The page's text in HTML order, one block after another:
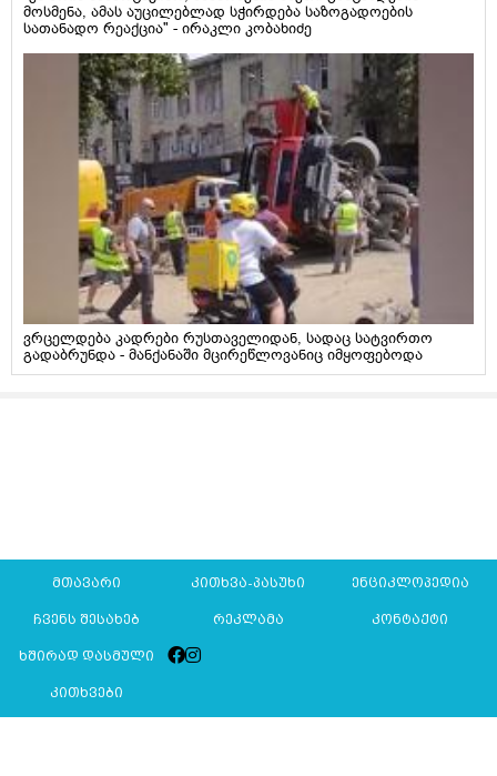
მოსმენა, ამას აუცილებლად სჭირდება საზოგადოების
სათანადო რეაქცია" - ირაკლი კობახიძე
ვრცელდება კადრები რუსთაველიდან, სადაც სატვირთო
გადაბრუნდა - მანქანაში მცირეწლოვანიც იმყოფებოდა
მთავარი კითხვა-პასუხი ენციკლოპედია
ჩვენს შესახებ რეკლამა კონტაქტი
ხშირად დასმული
კითხვები